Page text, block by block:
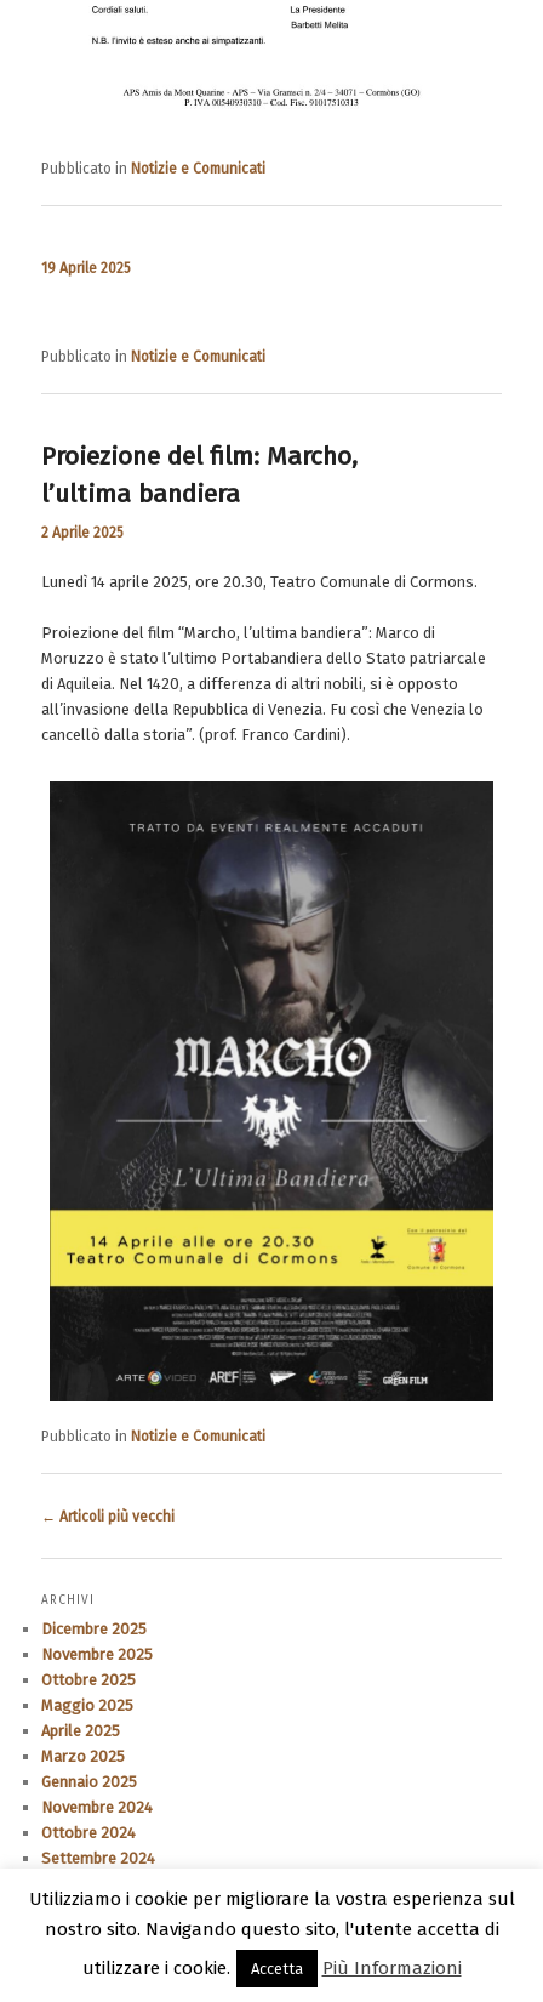
Pubblicato in Notizie e Comunicati
19 Aprile 2025
Pubblicato in Notizie e Comunicati
Proiezione del film: Marcho,
l’ultima bandiera
2 Aprile 2025
Lunedì 14 aprile 2025, ore 20.30, Teatro Comunale di Cormons.
Proiezione del film “Marcho, l’ultima bandiera”: Marco di
Moruzzo è stato l’ultimo Portabandiera dello Stato patriarcale
di Aquileia. Nel 1420, a differenza di altri nobili, si è opposto
all’invasione della Repubblica di Venezia. Fu così che Venezia lo
cancellò dalla storia”. (prof. Franco Cardini).
Pubblicato in Notizie e Comunicati
Navigazione articolo
← Articoli più vecchi
ARCHIVI
Dicembre 2025
Novembre 2025
Ottobre 2025
Maggio 2025
Aprile 2025
Marzo 2025
Gennaio 2025
Novembre 2024
Ottobre 2024
Settembre 2024
Maggio 2024
Marzo 2024
Dicembre 2023
Utilizziamo i cookie per migliorare la vostra esperienza sul
nostro sito. Navigando questo sito, l'utente accetta di
utilizzare i cookie.
Accetta Più Informazioni